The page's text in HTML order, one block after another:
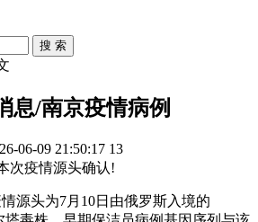
搜 索
息/南京疫情病例
06-09 21:50:17 13
次疫情源头确认!
源头为7月10日由俄罗斯入境的